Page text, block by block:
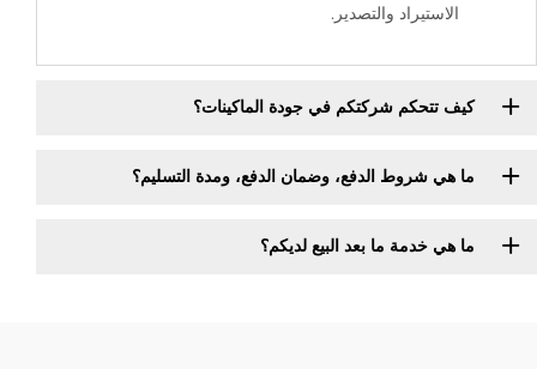
الاستيراد والتصدير.
كيف تتحكم شركتكم في جودة الماكينات؟
ما هي شروط الدفع، وضمان الدفع، ومدة التسليم؟
ما هي خدمة ما بعد البيع لديكم؟